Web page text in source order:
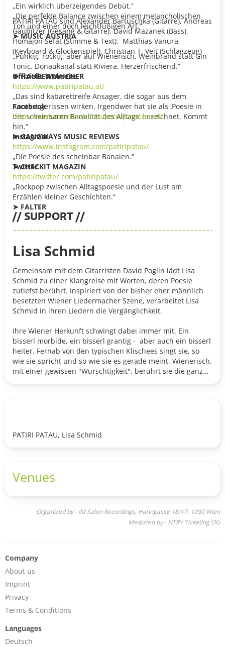
„Ein wirklich überzeigendes Debüt.“
„Die perfekte Balance zwischen einem melancholischen
Ton und einer doch leichtfüßigen Art.“
➤ MUSIC AUSTRIA
„Punkig, rockig, aber auf Wienerisch. Weinbrand statt Gin
Tonic. Donaukanal statt Riviera. Herzerfrischend.“
➤ HAUBENTAUCHER
„Das sind kabarettreife Ansager, die sogar aus dem
Kontext gerissen wirken. Irgendwer hat sie als ‚Poesie in
der scheinbaren Banalität des Alltags’ bezeichnet. Kommt
hin.“
➤ GANGWAYS MUSIC REVIEWS
„Die Poesie des scheinbar Banalen.“
➤ CHECKIT MAGAZIN
„Rockpop zwischen Alltagspoesie und der Lust am
Erzählen kleiner Geschichten.“
➤ FALTER
PATIRI PATAU sind Alexander Bartuschka (Gitarre), Andreas
Gaubitzer (Gesang & Gitarre), David Mazanek (Bass),
Homajon Sefat (Stimme & Text), Matthias Vanura
(Keyboard & Glockenspiel), Christian T. Veit (Schlagzeug)
Offizielle Webseite
https://www.patiripatau.at/
Facebook
https://www.facebook.com/patiripatauband/
Instagram
https://www.instagram.com/patiripatau/
Twitter
https://twitter.com/patiripatau/
// SUPPORT //
Lisa Schmid
Gemeinsam mit dem Gitarristen David Poglin lädt Lisa
Schmid zu einer Klangreise mit Worten, deren Poesie
zutiefst berührt. Inspiriert von der bisher eher männlich
besetzten Wiener Liedermacher Szene, verarbeitet Lisa
Schmid in ihren Liedern die Vergänglichkeit.
Ihre Wiener Herkunft schwingt dabei immer mit. Ein
bisserl morbide, ein bisserl grantig - aber auch ein bisserl
heiter. Fernab von den typischen Klischees singt sie, so
wie sie spricht und so wie sie es gerade meint. Wienerisch,
mit einer gewissen "Wurschtigkeit", berührt sie die ganz
PATIRI PATAU, Lisa Schmid
Venues
Organized by - IM Salon Recordings, Hahngasse 18/17, 1090 Wien
Mediated by - NTRY Ticketing OG
Company
About us
Imprint
Privacy
Terms & Conditions
Languages
Deutsch